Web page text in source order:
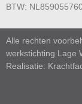
BTW:
Alle rechten
werkstichting Lage
Realisatie: